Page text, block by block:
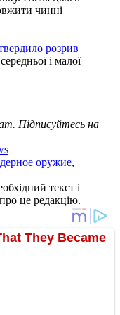
чинні
розрив
і малої
Підписуйтесь на
оружие,
текст і
це редакцію.